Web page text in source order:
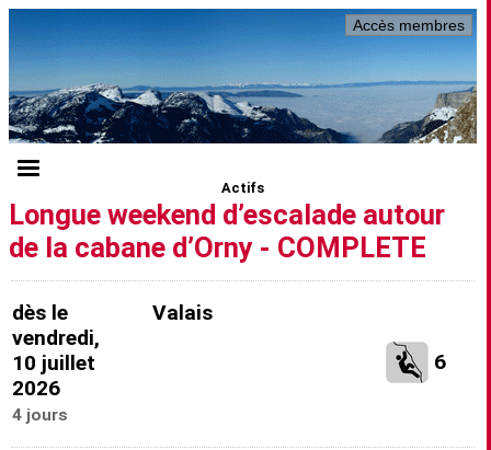
Accès membres
Actifs
Longue weekend d’escalade autour
de la cabane d’Orny - COMPLETE
dès le
vendredi,
10 juillet
2026
4 jours
Valais
6